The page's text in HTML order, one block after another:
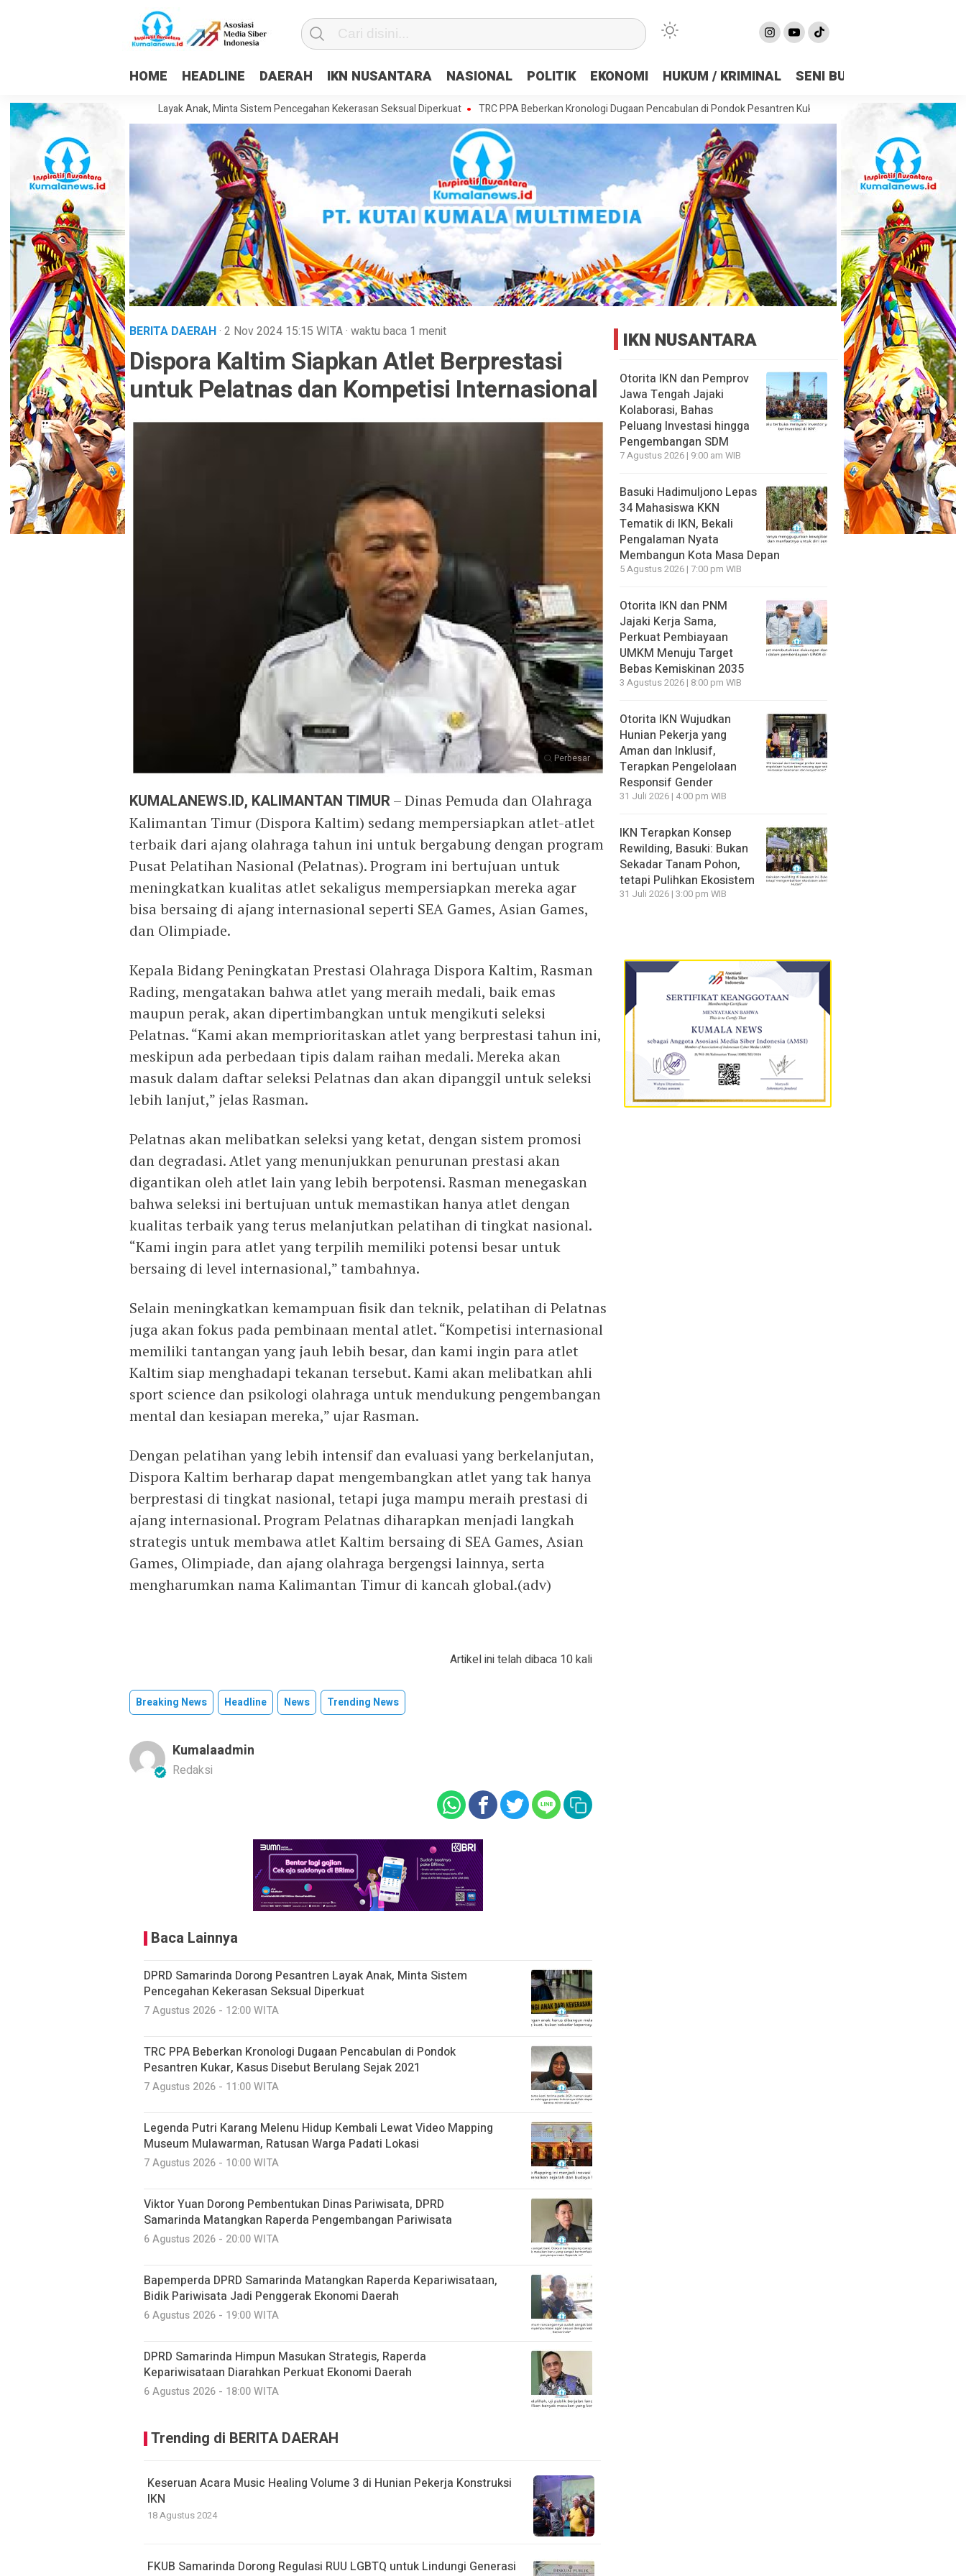
HOME HEADLINE DAERAH IKN NUSANTARA NASIONAL POLITIK EKONOMI HUKUM / KRIMINAL SENI BUDAYA
Dorong Pesantren Layak Anak, Minta Sistem Pencegahan Kekerasan Seksual Diperkuat TRC PPA Beberkan Kronologi Dugaan Pencabulan di Pondok Pesantren Kukar, Kasus Disebut Berulang Sejak 2021
BERITA DAERAH· 2 Nov 2024 15:15 WITA· waktu baca 1 menit
Dispora Kaltim Siapkan Atlet Berprestasi
untuk Pelatnas dan Kompetisi Internasional
Perbesar
KUMALANEWS.ID, KALIMANTAN TIMUR– Dinas Pemuda dan Olahraga
Kalimantan Timur (Dispora Kaltim) sedang mempersiapkan atlet-atlet
terbaik dari ajang olahraga tahun ini untuk bergabung dengan program
Pusat Pelatihan Nasional (Pelatnas). Program ini bertujuan untuk
meningkatkan kualitas atlet sekaligus mempersiapkan mereka agar
bisa bersaing di ajang internasional seperti SEA Games, Asian Games,
dan Olimpiade.
Kepala Bidang Peningkatan Prestasi Olahraga Dispora Kaltim, Rasman
Rading, mengatakan bahwa atlet yang meraih medali, baik emas
maupun perak, akan dipertimbangkan untuk mengikuti seleksi
Pelatnas. “Kami akan memprioritaskan atlet yang berprestasi tahun ini,
meskipun ada perbedaan tipis dalam raihan medali. Mereka akan
masuk dalam daftar seleksi Pelatnas dan akan dipanggil untuk seleksi
lebih lanjut,” jelas Rasman.
Pelatnas akan melibatkan seleksi yang ketat, dengan sistem promosi
dan degradasi. Atlet yang menunjukkan penurunan prestasi akan
digantikan oleh atlet lain yang lebih berpotensi. Rasman menegaskan
bahwa seleksi ini bertujuan untuk memastikan hanya atlet dengan
kualitas terbaik yang terus melanjutkan pelatihan di tingkat nasional.
“Kami ingin para atlet yang terpilih memiliki potensi besar untuk
bersaing di level internasional,” tambahnya.
Selain meningkatkan kemampuan fisik dan teknik, pelatihan di Pelatnas
juga akan fokus pada pembinaan mental atlet. “Kompetisi internasional
memiliki tantangan yang jauh lebih besar, dan kami ingin para atlet
Kaltim siap menghadapi tekanan tersebut. Kami akan melibatkan ahli
sport science dan psikologi olahraga untuk mendukung pengembangan
mental dan kesiapan mereka,” ujar Rasman.
Dengan pelatihan yang lebih intensif dan evaluasi yang berkelanjutan,
Dispora Kaltim berharap dapat mengembangkan atlet yang tak hanya
berprestasi di tingkat nasional, tetapi juga mampu meraih prestasi di
ajang internasional. Program Pelatnas diharapkan menjadi langkah
strategis untuk membawa atlet Kaltim bersaing di SEA Games, Asian
Games, Olimpiade, dan ajang olahraga bergengsi lainnya, serta
mengharumkan nama Kalimantan Timur di kancah global.(adv)
Artikel ini telah dibaca 10 kali
Breaking News Headline News Trending News
Kumalaadmin
Redaksi
Baca Lainnya
DPRD Samarinda Dorong Pesantren Layak Anak, Minta Sistem
Pencegahan Kekerasan Seksual Diperkuat
7 Agustus 2026 - 12:00 WITA
TRC PPA Beberkan Kronologi Dugaan Pencabulan di Pondok
Pesantren Kukar, Kasus Disebut Berulang Sejak 2021
7 Agustus 2026 - 11:00 WITA
Legenda Putri Karang Melenu Hidup Kembali Lewat Video Mapping
Museum Mulawarman, Ratusan Warga Padati Lokasi
7 Agustus 2026 - 10:00 WITA
Viktor Yuan Dorong Pembentukan Dinas Pariwisata, DPRD
Samarinda Matangkan Raperda Pengembangan Pariwisata
6 Agustus 2026 - 20:00 WITA
Bapemperda DPRD Samarinda Matangkan Raperda Kepariwisataan,
Bidik Pariwisata Jadi Penggerak Ekonomi Daerah
6 Agustus 2026 - 19:00 WITA
DPRD Samarinda Himpun Masukan Strategis, Raperda
Kepariwisataan Diarahkan Perkuat Ekonomi Daerah
6 Agustus 2026 - 18:00 WITA
Trending di BERITA DAERAH
Keseruan Acara Music Healing Volume 3 di Hunian Pekerja Konstruksi
IKN
18 Agustus 2024
FKUB Samarinda Dorong Regulasi RUU LGBTQ untuk Lindungi Generasi
IKN NUSANTARA
Otorita IKN dan Pemprov
Jawa Tengah Jajaki
Kolaborasi, Bahas
Peluang Investasi hingga
Pengembangan SDM
7 Agustus 2026 | 9:00 am WIB
Basuki Hadimuljono Lepas
34 Mahasiswa KKN
Tematik di IKN, Bekali
Pengalaman Nyata
Membangun Kota Masa Depan
5 Agustus 2026 | 7:00 pm WIB
Otorita IKN dan PNM
Jajaki Kerja Sama,
Perkuat Pembiayaan
UMKM Menuju Target
Bebas Kemiskinan 2035
3 Agustus 2026 | 8:00 pm WIB
Otorita IKN Wujudkan
Hunian Pekerja yang
Aman dan Inklusif,
Terapkan Pengelolaan
Responsif Gender
31 Juli 2026 | 4:00 pm WIB
IKN Terapkan Konsep
Rewilding, Basuki: Bukan
Sekadar Tanam Pohon,
tetapi Pulihkan Ekosistem
31 Juli 2026 | 3:00 pm WIB